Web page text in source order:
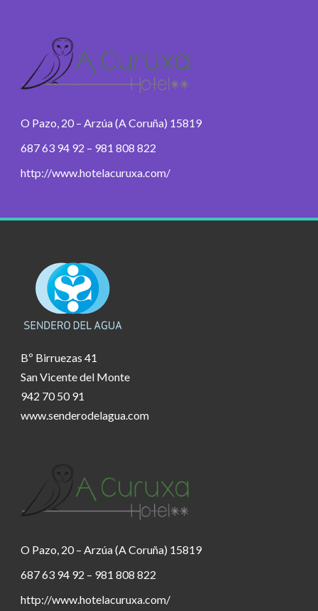
O Pazo, 20 – Arzúa (A Coruña) 15819
687 63 94 92 – 981 808 822
http://www.hotelacuruxa.com/
Bº Birruezas 41
San Vicente del Monte
942 70 50 91
www.senderodelagua.com
O Pazo, 20 – Arzúa (A Coruña) 15819
687 63 94 92 – 981 808 822
http://www.hotelacuruxa.com/